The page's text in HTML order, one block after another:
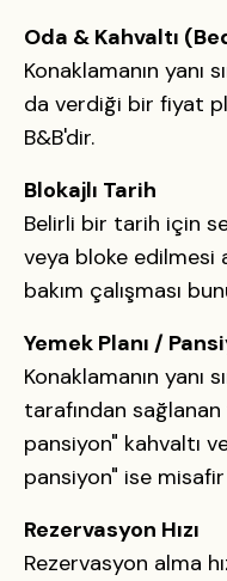
Oda & Kahvaltı
Konaklamanın yanı
da verdiği bir fiyat
B&B'dir.
Blokajlı Tarih
Belirli bir tarih için
veya bloke edilmesi
bakım çalışması
Yemek Planı /
Konaklamanın yanı
tarafından
pansiyon" kahvaltı
pansiyon" ise
Rezervasyon Hızı
Rezervasyon alma